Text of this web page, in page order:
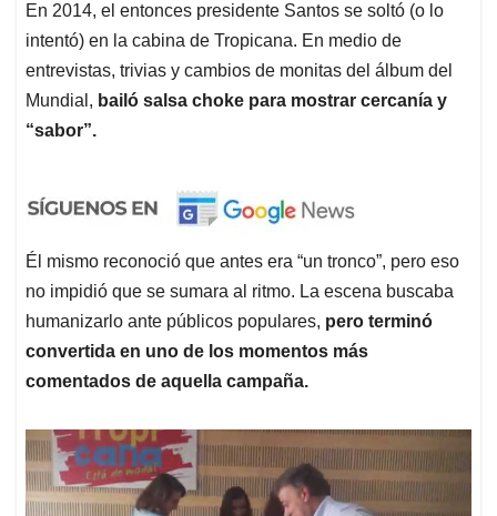
En 2014, el entonces presidente Santos se soltó (o lo
intentó) en la cabina de Tropicana. En medio de
entrevistas, trivias y cambios de monitas del álbum del
Mundial, bailó salsa choke para mostrar cercanía y
“sabor”.
Él mismo reconoció que antes era “un tronco”, pero eso
no impidió que se sumara al ritmo. La escena buscaba
humanizarlo ante públicos populares, pero terminó
convertida en uno de los momentos más
comentados de aquella campaña.